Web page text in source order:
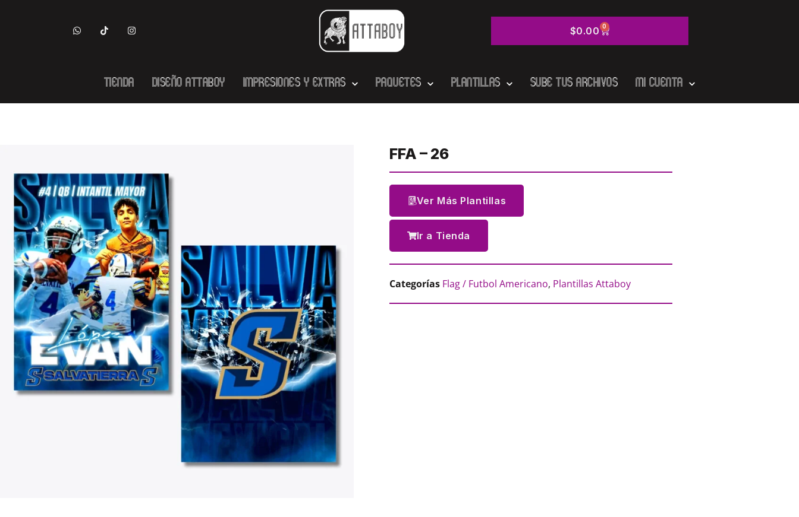
$0.00 0
Tienda Diseño Attaboy Impresiones y Extras Paquetes Plantillas Sube tus Archivos Mi cuenta
FFA – 26
Ver Más Plantillas
Ir a Tienda
Categorías Flag / Futbol Americano, Plantillas Attaboy